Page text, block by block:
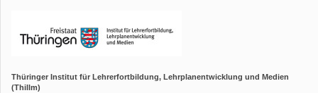
Thüringer Institut für Lehrerfortbildung, Lehrplanentwicklung und Medien
(Thillm)